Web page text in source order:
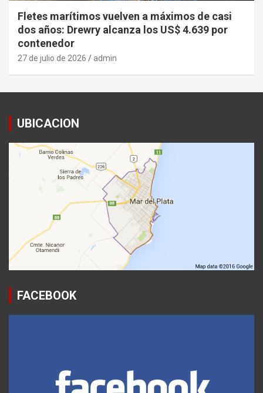
Fletes marítimos vuelven a máximos de casi
dos años: Drewry alcanza los US$ 4.639 por
contenedor
27 de julio de 2026 admin
UBICACION
FACEBOOK